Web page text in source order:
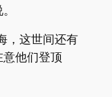
，这世间还有
他们登顶